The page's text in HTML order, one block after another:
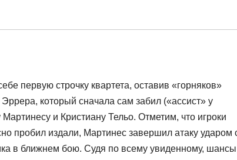
первую строчку квартета, оставив «горняков»
который сначала сам забил («ассист» у
и Кристиану Тельо. Отметим, что игроки
пробил издали, Мартинес завершил атаку ударом
в ближнем бою. Судя по всему увиденному, шансы